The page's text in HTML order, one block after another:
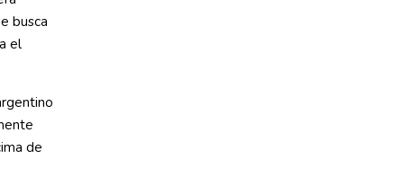
busca
el
de